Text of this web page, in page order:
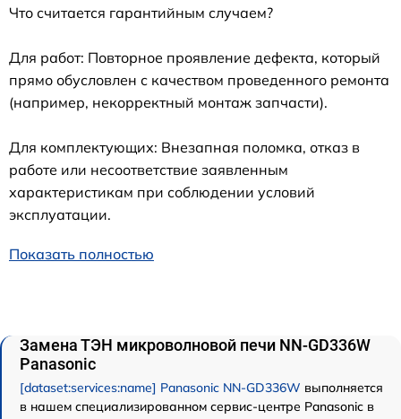
Что считается гарантийным случаем?
Для работ: Повторное проявление дефекта, который
прямо обусловлен с качеством проведенного ремонта
(например, некорректный монтаж запчасти).
Для комплектующих: Внезапная поломка, отказ в
работе или несоответствие заявленным
характеристикам при соблюдении условий
эксплуатации.
Показать полностью
Замена ТЭН микроволновой печи NN-GD336W
Panasonic
[dataset:services:name] Panasonic NN-GD336W выполняется
в нашем специализированном сервис-центре Panasonic в